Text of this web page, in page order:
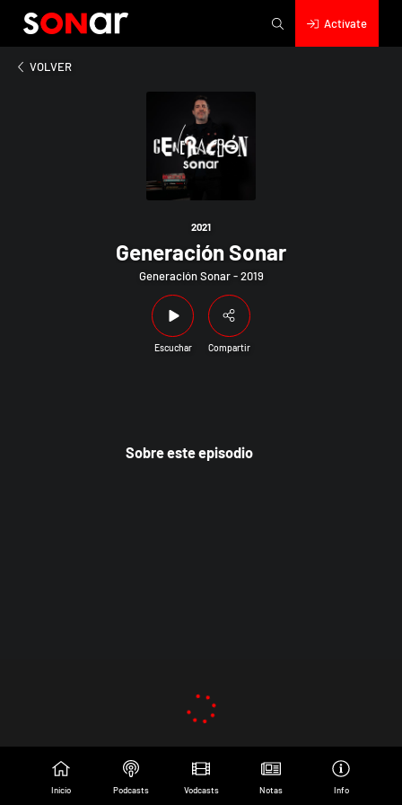
Actívate
VOLVER
2021
Generación Sonar
Generación Sonar - 2019
Escuchar Compartir
2021
Generación Sonar
Sobre este episodio
Inicio Podcasts Vodcasts Notas Info